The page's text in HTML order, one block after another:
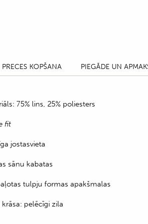
PRECES KOPŠANA PIEGĀDE UN
75% lins, 25% poliesters
fit
jostasvieta
sānu kabatas
tulpju formas apakšmalas
krāsa: pelēcīgi zila